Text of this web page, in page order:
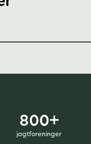
800+
jagtforeninger